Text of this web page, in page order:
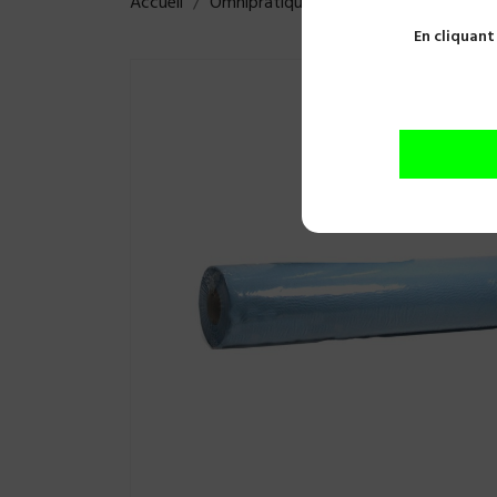
En